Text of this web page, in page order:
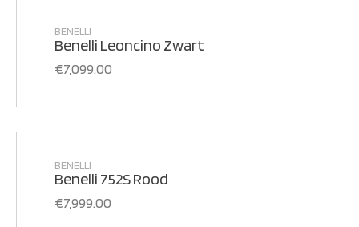
BENELLI
Benelli Leoncino Zwart
€7,099.00
BENELLI
Benelli 752S Rood
€7,999.00